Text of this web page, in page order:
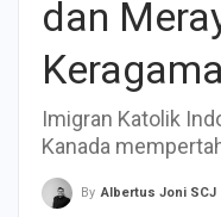
dan
Imigran Katolik
Kanada
By Albertus Joni SCJ